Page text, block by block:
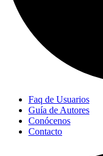
Faq de Usuarios
Guía de Autores
Conócenos
Contacto